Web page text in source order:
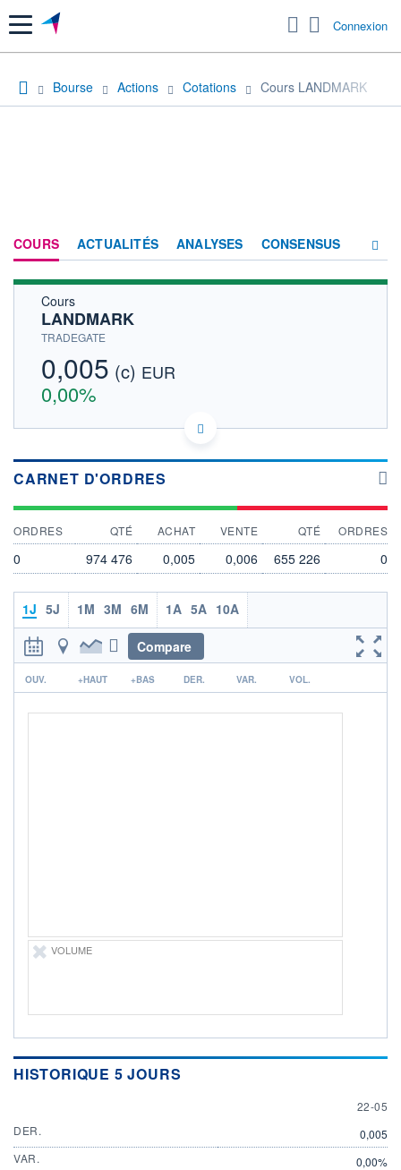
Menu Connexion
Bourse Actions Cotations Cours LANDMARK
COURS ACTUALITÉS ANALYSES CONSENSUS
Cours
LANDMARK
TRADEGATE
0,005 (c) EUR
0,00%
SG1W27938677 3HJ
Cotation sur les autres places
0,000 0,005
+ HAUT + BAS
0,000
VOLUME
0
CAPITAL ÉCHANGÉ
0,00%
LIMITE À LA
BAISSE
LIMITE À LA
HAUSSE
CARNET D'ORDRES
ORDRES QTÉ ACHAT VENTE QTÉ ORDRES
0 974 476 0,005 0,006 655 226 0
1J 5J 1M 3M 6M 1A 5A 10A
Compare
r
OUV. +HAUT +BAS DER. VAR. VOL.
VOLUME
HISTORIQUE 5 JOURS
22 MAY
22-05
DER.
0,005
VAR.
0,00%